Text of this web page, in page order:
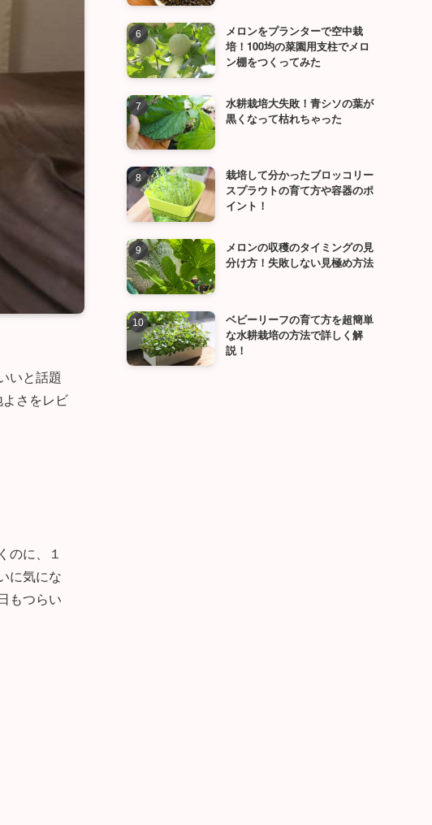
いと話題
さをレビ
のに、１
に気にな
もつらい
メロンをプランターで空中栽
培！100均の菜園用支柱でメロ
ン棚をつくってみた
水耕栽培大失敗！青シソの葉が
黒くなって枯れちゃった
栽培して分かったブロッコリー
スプラウトの育て方や容器のポ
イント！
メロンの収穫のタイミングの見
分け方！失敗しない見極め方法
ベビーリーフの育て方を超簡単
な水耕栽培の方法で詳しく解
説！